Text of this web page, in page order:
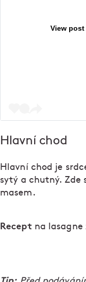
View
Hlavní chod
Hlavní chod je
sytý a chutný. Zde
masem.
Recept na